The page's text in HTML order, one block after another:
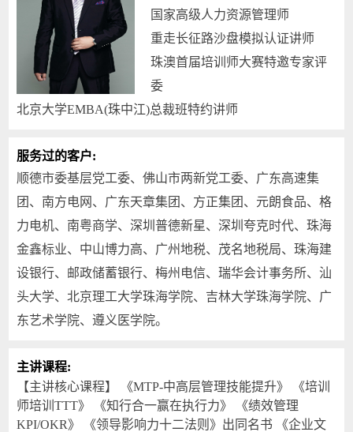
国家高级人力资源管理师
重走长征路沙盘模拟认证讲师
珠澳首届培训师大赛特邀专家评
委
北京大学EMBA(珠中江)总裁班特约讲师
服务过的客户:
顺德市委基层党工委、佛山市两新党工委、广东高速集
团、南方电网、广东天章集团、方正集团、元朗食品、格
力电机、南粤商学、深圳普德新星、深圳夸克时代、珠海
金鑫标业、中山博力高、广州地税、茂名地税局、珠海建
设银行、邮政储蓄银行、梅州电信、瑞华会计事务所、汕
头大学、北京理工大学珠海学院、吉林大学珠海学院、广
东艺术学院、遵义医学院。
主讲课程:
【主讲核心课程】 《MTP-中高层管理技能提升》 《培训
师培训TTT》 《知行合一赢在执行力》 《绩效管理
KPI/OKR》 《领导影响力十二法则》出同名书 《企业文